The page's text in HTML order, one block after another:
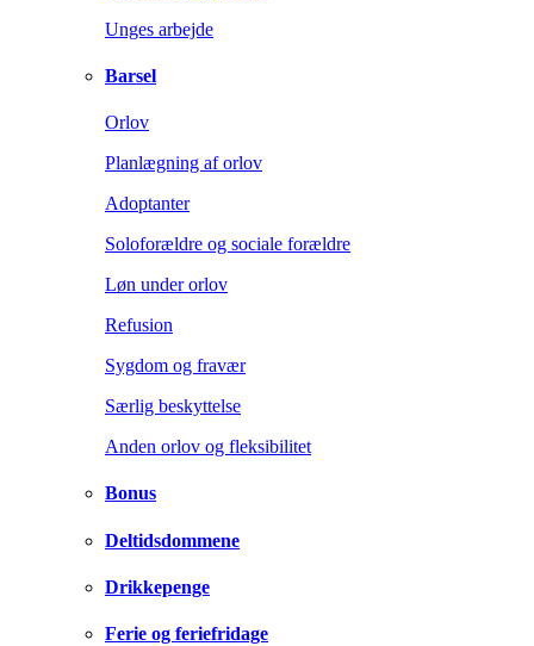
Unges arbejde
Barsel
Orlov
Planlægning af orlov
Adoptanter
Soloforældre og sociale forældre
Løn under orlov
Refusion
Sygdom og fravær
Særlig beskyttelse
Anden orlov og fleksibilitet
Bonus
Deltidsdommene
Drikkepenge
Ferie og feriefridage